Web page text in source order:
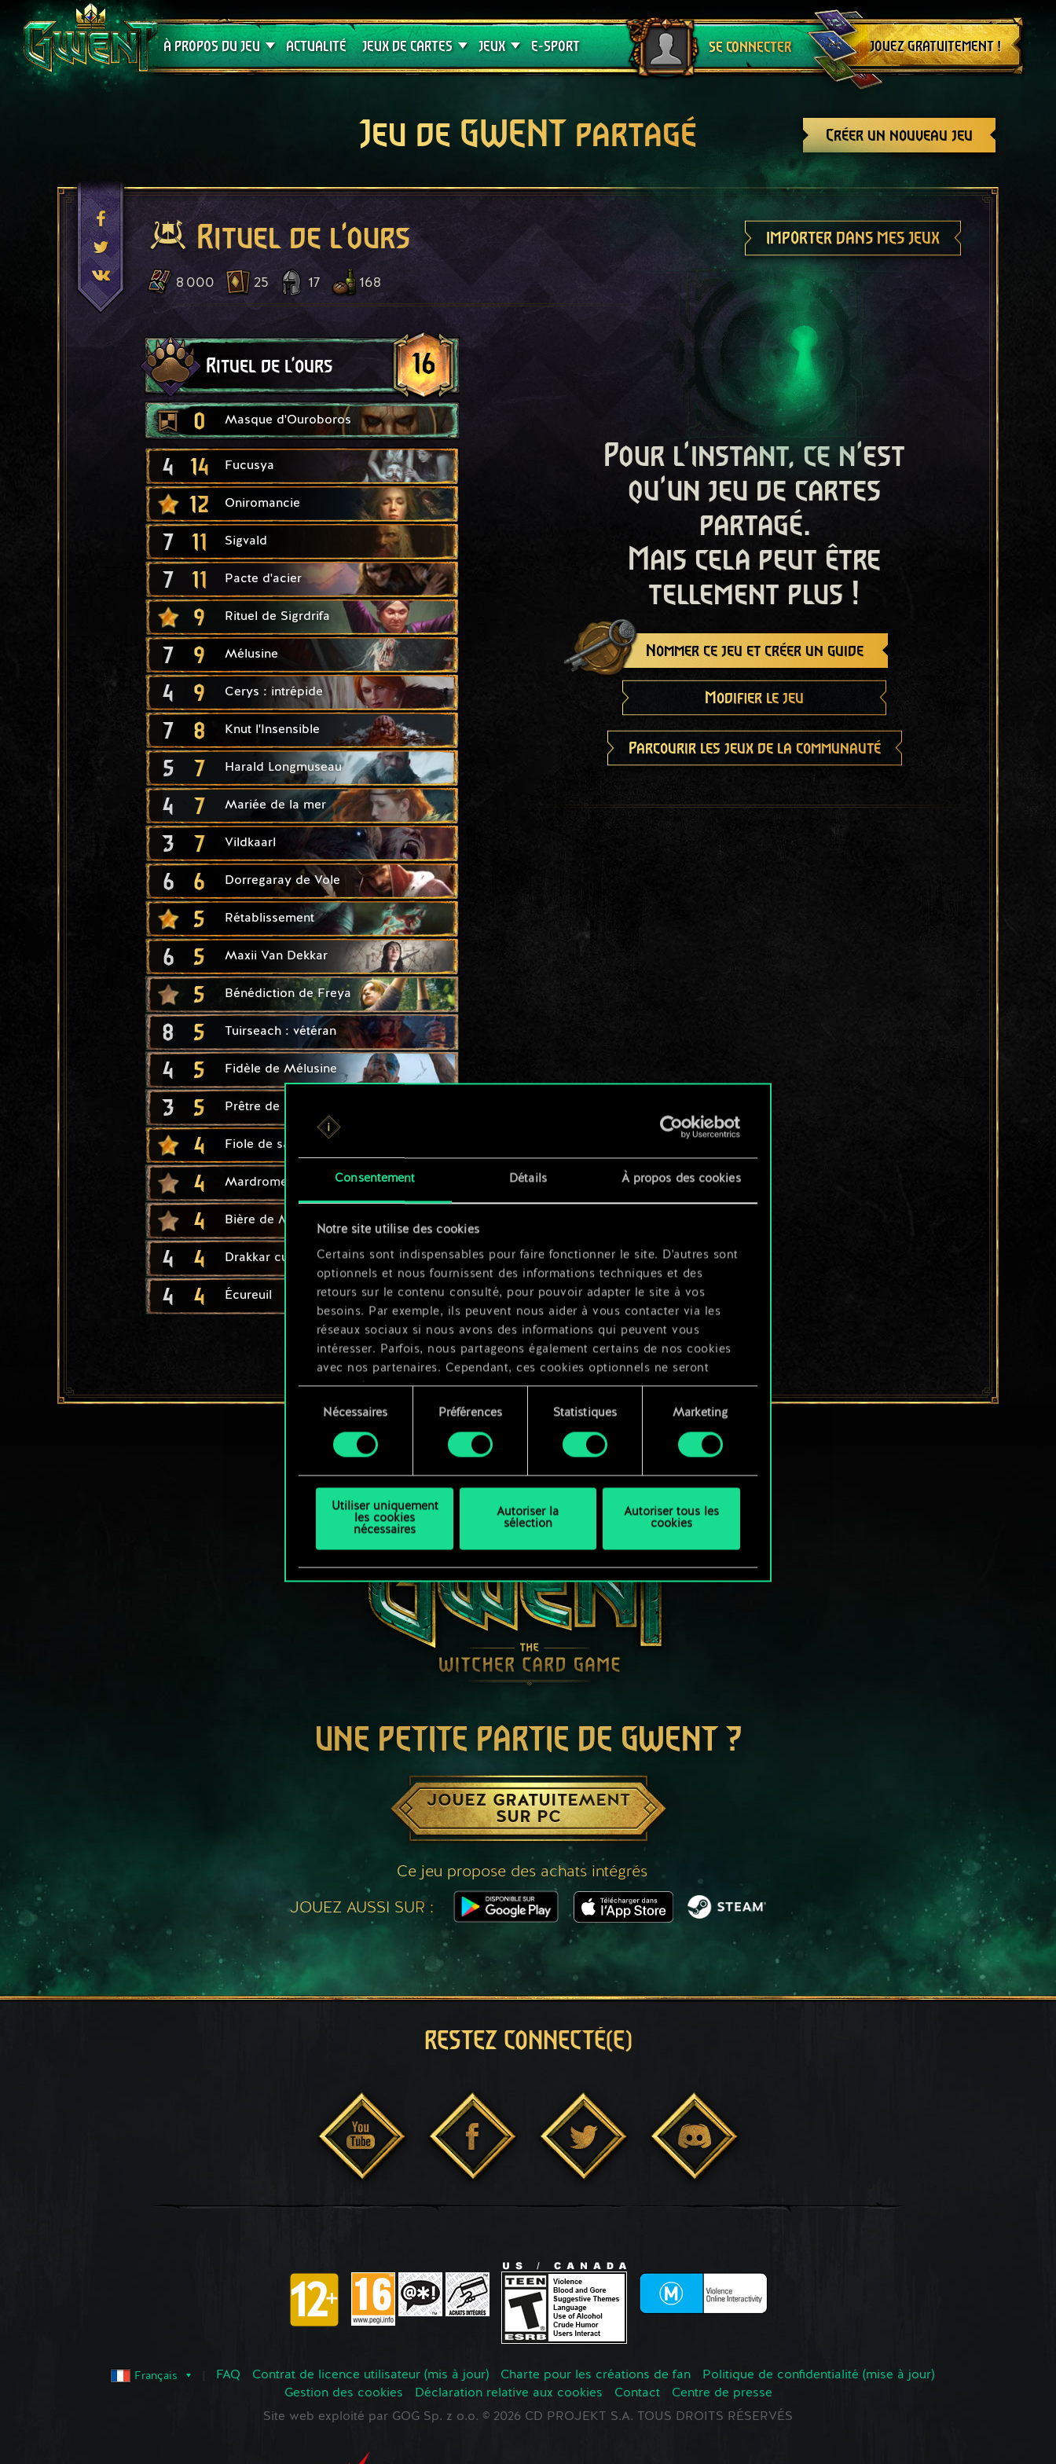
Consentement Détails À propos des cookies
Notre site utilise des cookies
Certains sont indispensables pour faire fonctionner le site. D'autres sont
optionnels et nous fournissent des informations techniques et des
retours sur le contenu consulté, pour pouvoir adapter le site à vos
besoins. Par exemple, ils peuvent nous aider à vous contacter via les
réseaux sociaux si nous avons des informations qui peuvent vous
intéresser. Parfois, nous partageons également certains de nos cookies
avec nos partenaires. Cependant, ces cookies optionnels ne seront
appliqués qu'avec votre permission.
et modifier vos préférences dans le menu "Paramètres" ci-dessous.
consentement
Nécessaires Préférences Statistiques Marketing
Utiliser uniquement
les cookies
nécessaires
Autoriser la
sélection
Autoriser tous les
cookies
À PROPOS DU JEU
Assistance
ACTUALITÉ JEUX DE CARTES
Crimson Curse
JEUX
Guides de jeux
E-SPORT SE CONNECTER
Se déconnecter
JOUEZ GRATUITEMENT !
Créer un nouveau jeu
Jeu de GWENT partagé
Rituel de l'ours IMPORTER DANS MES JEUX
8 000 25 17 168
Rituel de l'ours 16
0 Masque d'Ouroboros
4 14 Fucusya
12 Oniromancie
7 11 Sigvald
7 11 Pacte d'acier
9 Rituel de Sigrdrifa
7 9 Mélusine
4 9 Cerys : intrépide
7 8 Knut l'Insensible
5 7 Harald Longmuseau
4 7 Mariée de la mer
3 7 Vildkaarl
6 6 Dorregaray de Vole
5 Rétablissement
6 5 Maxii Van Dekkar
5 Bénédiction de Freya
8 5 Tuirseach : vétéran
4 5 Fidèle de Mélusine
3 5 Prêtre de Svalblod
4 Fiole de savoir interdit
4 Mardrome
4 Bière de Mahakam
4 4 Drakkar cuirassé x2
4 4 Écureuil
Pour l'instant, ce n'est
qu'un jeu de cartes
partagé.
Mais cela peut être
tellement plus !
Nommer ce jeu et créer un guide
Modifier le jeu
Parcourir les jeux de la communauté
UNE PETITE PARTIE DE GWENT ?
JOUEZ GRATUITEMENT
SUR PC
Ce jeu propose des achats intégrés
JOUEZ AUSSI SUR :
RESTEZ CONNECTÉ(E)
Français FAQ Contrat de licence utilisateur (mis à jour) Charte pour les créations de fan
Politique de confidentialité (mise à jour)
Gestion des cookies
Déclaration relative aux cookies Contact
Centre de presse
Site web exploité par GOG Sp. z o.o. © 2026 CD PROJEKT S.A. TOUS DROITS RÉSERVÉS